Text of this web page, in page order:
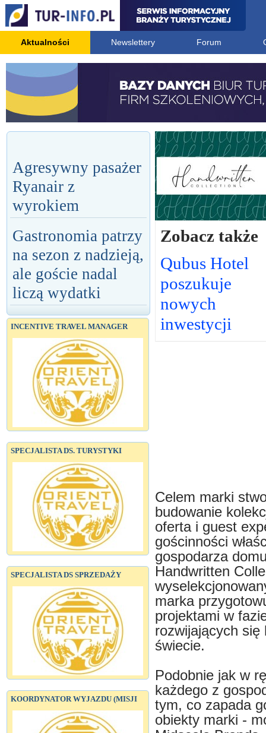
Aktualności Newslettery Forum
Agresywny pasażer
Ryanair z
wyrokiem
Gastronomia patrzy
na sezon z nadzieją,
ale goście nadal
liczą wydatki
INCENTIVE TRAVEL MANAGER
SPECJALISTA DS. TURYSTYKI
SPECJALISTA DS SPRZEDAŻY
KOORDYNATOR WYJAZDU (MISJI
Zobacz także
Qubus Hotel
poszukuje
nowych
inwestycji
Celem marki
budowanie
oferta i guest
gościnności
gospodarza
Handwritten
marka
projektami w
rozwijających się
świecie.
Podobnie jak w
każdego z
tym, co zapada
obiekty marki -